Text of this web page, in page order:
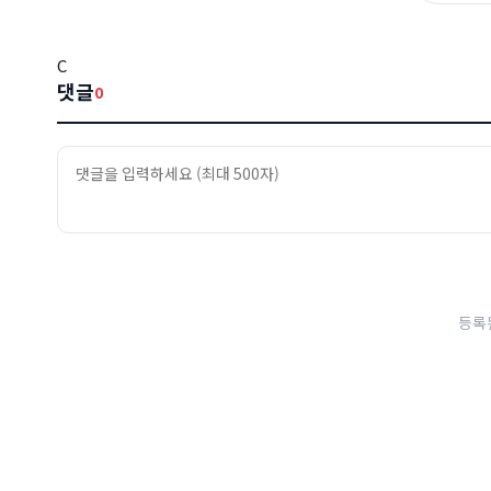
C
댓글0
등